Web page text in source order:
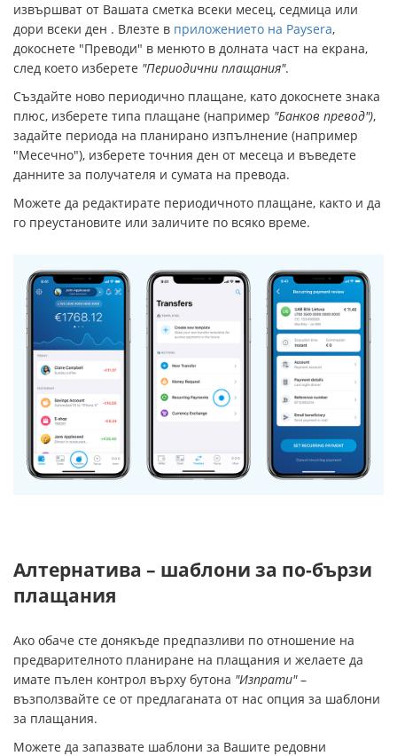
извършват от Вашата сметка всеки месец, седмица или
дори всеки ден . Влезте в приложението на Paysera,
докоснете "Преводи" в менюто в долната част на екрана,
след което изберете "Периодични плащания".
Създайте ново периодично плащане, като докоснете знака
плюс, изберете типа плащане (например "Банков превод"),
задайте периода на планирано изпълнение (например
"Месечно"), изберете точния ден от месеца и въведете
данните за получателя и сумата на превода.
Можете да редактирате периодичното плащане, както и да
го преустановите или заличите по всяко време.
Алтернатива – шаблони за по-бързи
плащания
Ако обаче сте донякъде предпазливи по отношение на
предварителното планиране на плащания и желаете да
имате пълен контрол върху бутона "Изпрати"–
възползвайте се от предлаганата от нас опция за шаблони
за плащания.
Можете да запазвате шаблони за Вашите редовни